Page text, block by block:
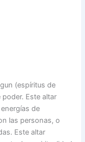
(espíritus de
Este altar
de
las personas, o
Este altar